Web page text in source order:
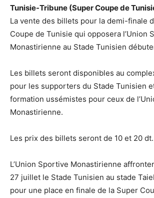
Tunisie-Tribune (Super Coupe de
La vente des billets pour la demi-finale
Coupe de Tunisie qui opposera l’Union
Monastirienne au Stade Tunisien
Les billets seront disponibles au
pour les supporters du Stade Tunisien
formation ussémistes pour ceux de
Monastirienne.
Les prix des billets seront de 10 et 20 dt.
L’Union Sportive Monastirienne
27 juillet le Stade Tunisien au stade
pour une place en finale de la Super